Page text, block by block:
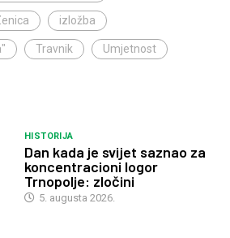
izložba
Travnik Umjetnost
HISTORIJA
Dan kada je svijet saznao za
koncentracioni logor
Trnopolje: zločini
5. augusta 2026.